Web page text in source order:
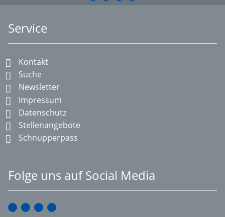
Service
Kontakt
Suche
Newsletter
Impressum
Datenschutz
Stellenangebote
Schnupperpass
Folge uns auf Social Media